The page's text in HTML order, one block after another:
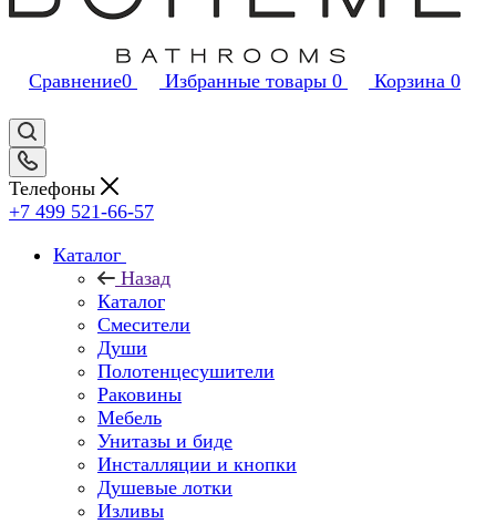
Сравнение0 Избранные товары 0 Корзина 0
Телефоны
+7 499 521-66-57
Каталог
Назад
Каталог
Смесители
Души
Полотенцесушители
Раковины
Мебель
Унитазы и биде
Инсталляции и кнопки
Душевые лотки
Изливы